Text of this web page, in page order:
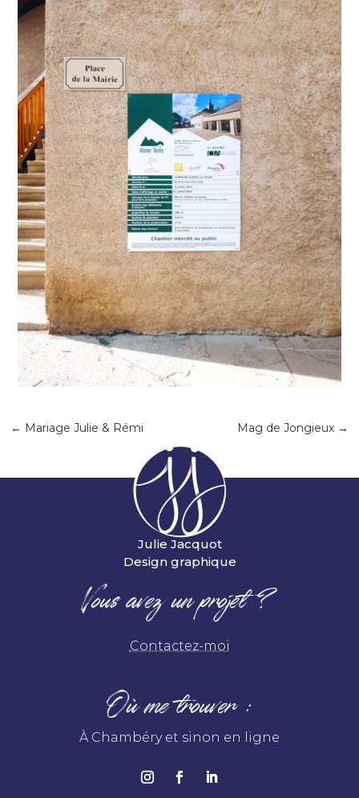
← Mariage Julie & Rémi Mag de Jongieux →
Julie Jacquot
Design graphique
Vous avez un projet ?
Contactez-moi
Où me trouver :
À Chambéry et sinon en ligne